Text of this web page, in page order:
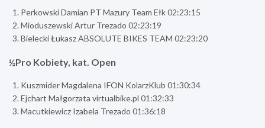
Perkowski Damian PT Mazury Team Ełk 02:23:15
Mioduszewski Artur Trezado 02:23:19
Bielecki Łukasz ABSOLUTE BIKES TEAM 02:23:20
½Pro Kobiety, kat. Open
Kuszmider Magdalena IFON KolarzKlub 01:30:34
Ejchart Małgorzata virtualbike.pl 01:32:33
Macutkiewicz Izabela Trezado 01:36:18